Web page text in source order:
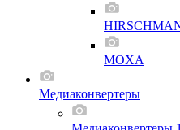
MOXA
Медиаконвертеры